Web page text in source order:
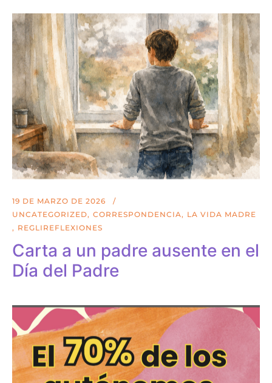
19 DE MARZO DE 2026
UNCATEGORIZED
CORRESPONDENCIA
LA VIDA MADRE
REGLIREFLEXIONES
Carta a un padre ausente en el
Día del Padre